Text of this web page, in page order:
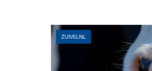
ZUIVELNL